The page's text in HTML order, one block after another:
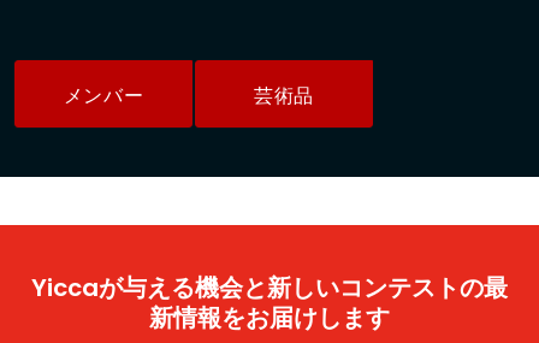
メンバー 芸術品
Yiccaが与える機会と新しいコンテストの最
新情報をお届けします